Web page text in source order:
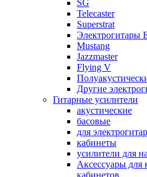
SG
Telecaster
Superstrat
Электрогитары
Mustang
Jazzmaster
Flying V
Другие
Гитарные усилители
акустические
басовые
для электрогитар
кабинеты
усилители для
Аксессуары для
кабинетов